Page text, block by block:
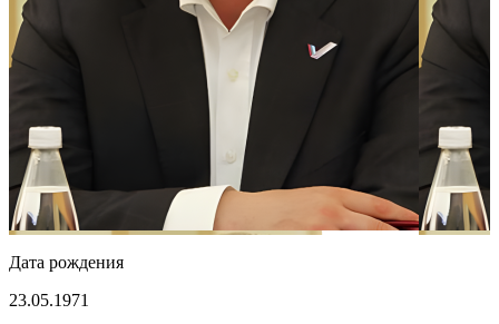
Дата рождения
23.05.1971